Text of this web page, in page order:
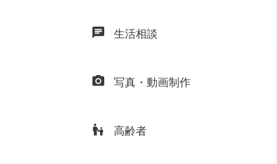
chat 生活相談
camera_alt 写真・動画制作
escalator_warning 高齢者